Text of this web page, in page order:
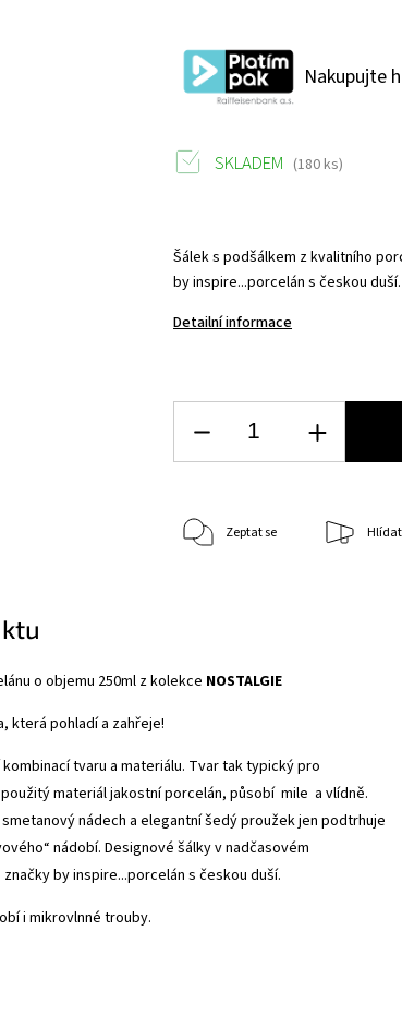
Nakupujte
Šálek s podšálkem z kvalitního
by inspire...porcelán s českou duší.
Detailní informace
SKLADEM (180 ks)
Zeptat se Hlídat
o objemu 250ml z kolekce NOSTALGIE
která pohladí a zahřeje!
tvaru a materiálu. Tvar tak typický pro
materiál jakostní porcelán, působí mile a vlídně.
nádech a elegantní šedý proužek jen podtrhuje
nádobí. Designové šálky v nadčasovém
by inspire...porcelán s českou duší.
i mikrovlnné trouby.